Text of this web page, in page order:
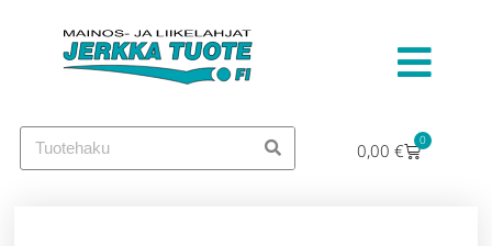
0,00 € 0